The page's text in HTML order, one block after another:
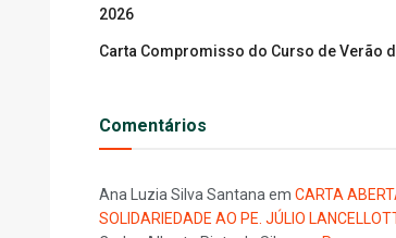
2026
Carta Compromisso do Curso de Verão
Comentários
Ana Luzia Silva Santana em CARTA
SOLIDARIEDADE AO PE. JÚLIO